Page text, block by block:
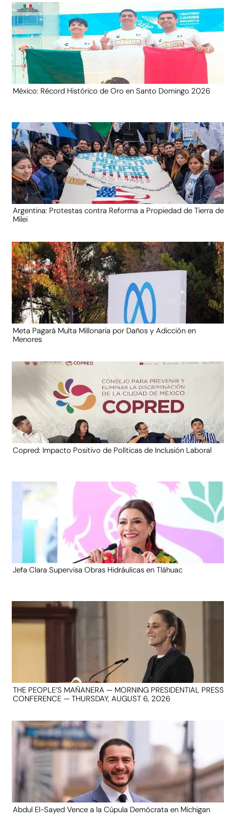
México: Récord Histórico de Oro en Santo Domingo 2026
Argentina: Protestas contra Reforma a Propiedad de Tierra de
Milei
Meta Pagará Multa Millonaria por Daños y Adicción en
Menores
Copred: Impacto Positivo de Políticas de Inclusión Laboral
Jefa Clara Supervisa Obras Hidráulicas en Tláhuac
THE PEOPLE’S MAÑANERA — MORNING PRESIDENTIAL PRESS
CONFERENCE — THURSDAY, AUGUST 6, 2026
Abdul El-Sayed Vence a la Cúpula Demócrata en Michigan